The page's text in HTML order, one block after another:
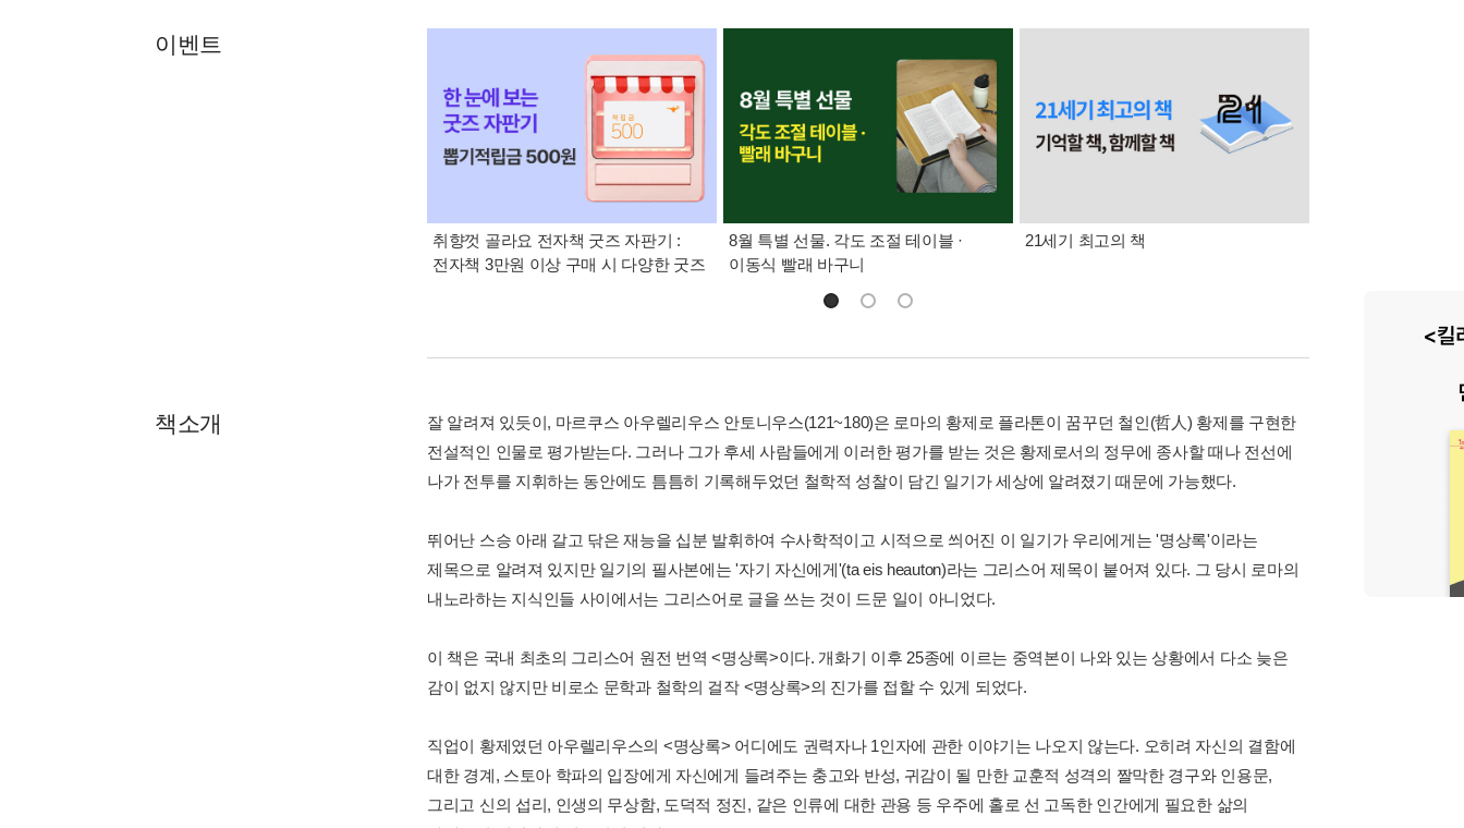
이벤트
취향껏 골라요 전자책 굿즈 자판기 :
전자책 3만원 이상 구매 시 다양한 굿즈
8월 특별 선물. 각도 조절 테이블 ·
이동식 빨래 바구니
21세기 최고의 책
책소개
잘 알려져 있듯이, 마르쿠스 아우렐리우스 안토니우스(121~180)은 로마의 황제로 플라톤이 꿈꾸던 철인(哲人) 황제를 구현한
전설적인 인물로 평가받는다. 그러나 그가 후세 사람들에게 이러한 평가를 받는 것은 황제로서의 정무에 종사할 때나 전선에
나가 전투를 지휘하는 동안에도 틈틈히 기록해두었던 철학적 성찰이 담긴 일기가 세상에 알려졌기 때문에 가능했다.
뛰어난 스승 아래 갈고 닦은 재능을 십분 발휘하여 수사학적이고 시적으로 씌어진 이 일기가 우리에게는 '명상록'이라는
제목으로 알려져 있지만 일기의 필사본에는 '자기 자신에게'(ta eis heauton)라는 그리스어 제목이 붙어져 있다. 그 당시 로마의
내노라하는 지식인들 사이에서는 그리스어로 글을 쓰는 것이 드문 일이 아니었다.
이 책은 국내 최초의 그리스어 원전 번역 <명상록>이다. 개화기 이후 25종에 이르는 중역본이 나와 있는 상황에서 다소 늦은
감이 없지 않지만 비로소 문학과 철학의 걸작 <명상록>의 진가를 접할 수 있게 되었다.
직업이 황제였던 아우렐리우스의 <명상록> 어디에도 권력자나 1인자에 관한 이야기는 나오지 않는다. 오히려 자신의 결함에
대한 경계, 스토아 학파의 입장에게 자신에게 들려주는 충고와 반성, 귀감이 될 만한 교훈적 성격의 짤막한 경구와 인용문,
그리고 신의 섭리, 인생의 무상함, 도덕적 정진, 같은 인류에 대한 관용 등 우주에 홀로 선 고독한 인간에게 필요한 삶의